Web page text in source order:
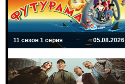
11 сезон 1 серия 05.08.2026